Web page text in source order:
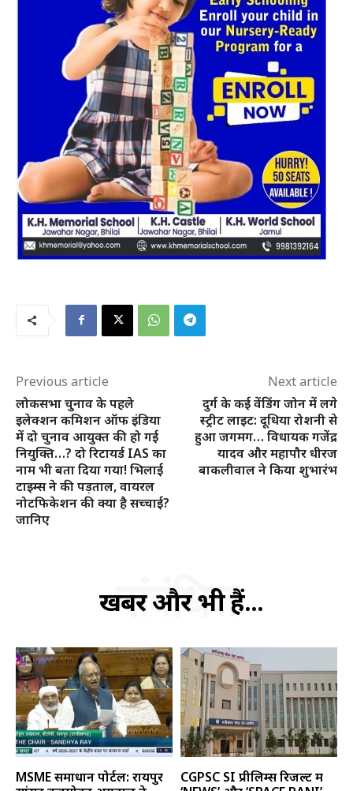
Previous article
लोकसभा चुनाव के पहले
इलेक्शन कमिशन ऑफ इंडिया
में दो चुनाव आयुक्त की हो गई
नियुक्ति…? दो रिटायर्ड IAS का
नाम भी बता दिया गया! भिलाई
टाइम्स ने की पड़ताल, वायरल
नोटफिकेशन की क्या है सच्चाई?
जानिए
Next article
दुर्ग के कई वेंडिंग जोन में लगे
स्ट्रीट लाइट: दूधिया रोशनी से
हुआ जगमग… विधायक गजेंद्र
यादव और महापौर धीरज
बाकलीवाल ने किया शुभारंभ
खबरें और भी हैं...
संबंधित
MSME समाधान पोर्टल: रायपुर
CGPSC SI प्रीलिम्स रिजल्ट में